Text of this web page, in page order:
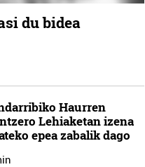
du bidea
Haurren
Lehiaketan izena
epea zabalik dago